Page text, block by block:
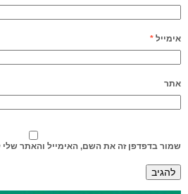
אימייל *
אתר
שמור בדפדפן זה את השם, האימייל והאתר